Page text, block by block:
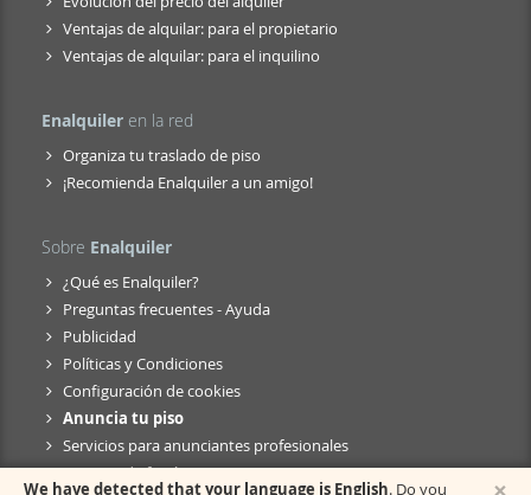
Ventajas de alquilar: para el propietario
Ventajas de alquilar: para el inquilino
Enalquiler en la red
Organiza tu traslado de piso
¡Recomienda Enalquiler a un amigo!
Sobre Enalquiler
¿Qué es Enalquiler?
Preguntas frecuentes - Ayuda
Publicidad
Políticas y Condiciones
Configuración de cookies
Anuncia tu piso
Servicios para anunciantes profesionales
Anuncio de fusión
We have detected that your language is English. Do you